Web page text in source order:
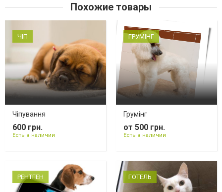
Похожие товары
ЧІП
Чіпування
600 грн.
Есть в наличии
ГРУМІНГ
Грумінг
от 500 грн.
Есть в наличии
РЕНТГЕН ГОТЕЛЬ